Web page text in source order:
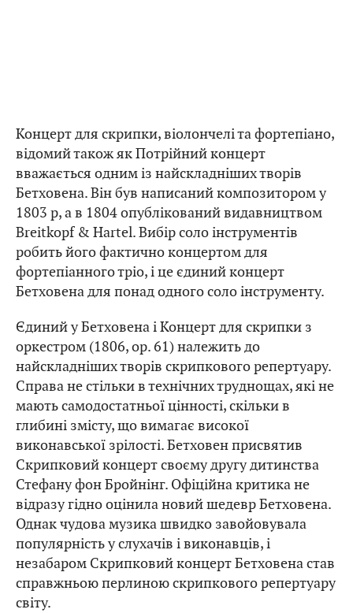
Концерт для скрипки, віолончелі та фортепіано,
відомий також як Потрійний концерт
вважається одним із найскладніших творів
Бетховена. Він був написаний композитором у
1803 р, а в 1804 опублікований видавництвом
Breitkopf & Hartel. Вибір соло інструментів
робить його фактично концертом для
фортепіанного тріо, і це єдиний концерт
Бетховена для понад одного соло інструменту.
Єдиний у Бетховена і Концерт для скрипки з
оркестром (1806, op. 61) належить до
найскладніших творів скрипкового репертуару.
Справа не стільки в технічних труднощах, які не
мають самодостатньої цінності, скільки в
глибині змісту, що вимагає високої
виконавської зрілості. Бетховен присвятив
Скрипковий концерт своєму другу дитинства
Стефану фон Бройнінг. Офіційна критика не
відразу гідно оцінила новий шедевр Бетховена.
Однак чудова музика швидко завойовувала
популярність у слухачів і виконавців, і
незабаром Скрипковий концерт Бетховена став
справжньою перлиною скрипкового репертуару
світу.